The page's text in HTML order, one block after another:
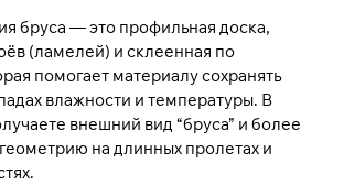
бруса — это профильная доска,
(ламелей) и склеенная по
помогает материалу сохранять
влажности и температуры. В
внешний вид “бруса” и более
на длинных пролетах и